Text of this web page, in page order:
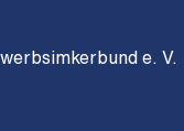
e. V.